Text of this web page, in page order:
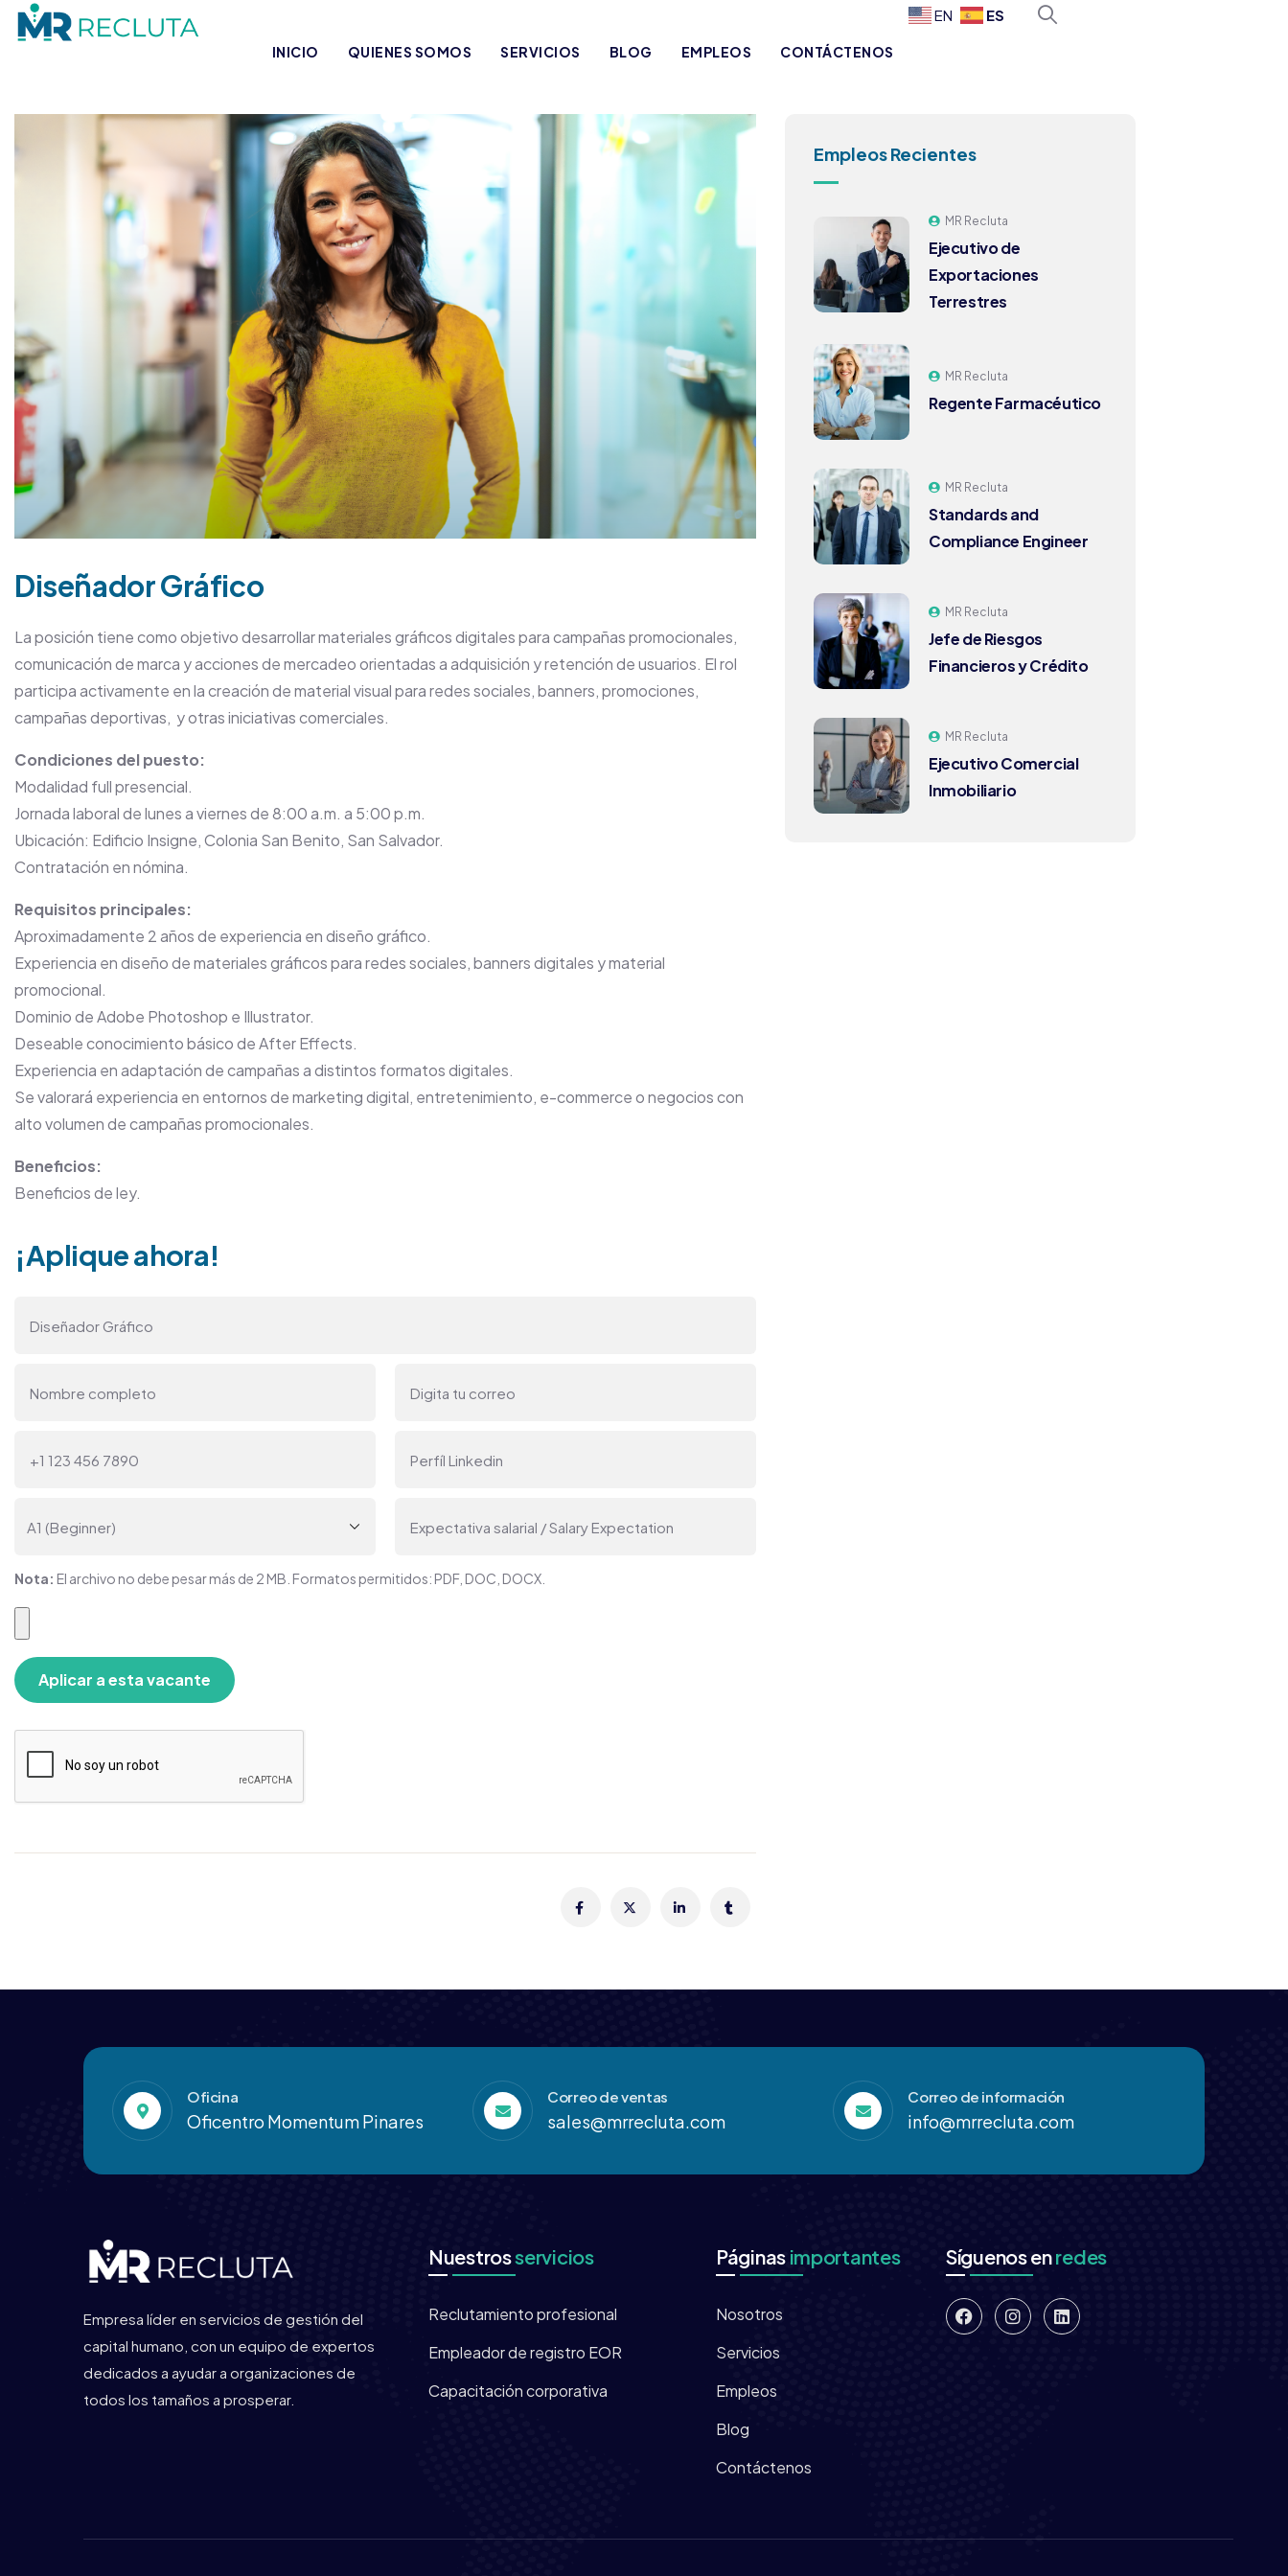
INICIO QUIENES SOMOS SERVICIOS BLOG EMPLEOS CONTÁCTENOS
EN ES
Diseñador Gráfico
La posición tiene como objetivo desarrollar materiales gráficos digitales para campañas promocionales,
comunicación de marca y acciones de mercadeo orientadas a adquisición y retención de usuarios. El rol
participa activamente en la creación de material visual para redes sociales, banners, promociones,
campañas deportivas, y otras iniciativas comerciales.
Condiciones del puesto:
Modalidad full presencial.
Jornada laboral de lunes a viernes de 8:00 a.m. a 5:00 p.m.
Ubicación: Edificio Insigne, Colonia San Benito, San Salvador.
Contratación en nómina.
Requisitos principales:
Aproximadamente 2 años de experiencia en diseño gráfico.
Experiencia en diseño de materiales gráficos para redes sociales, banners digitales y material
promocional.
Dominio de Adobe Photoshop e Illustrator.
Deseable conocimiento básico de After Effects.
Experiencia en adaptación de campañas a distintos formatos digitales.
Se valorará experiencia en entornos de marketing digital, entretenimiento, e-commerce o negocios con
alto volumen de campañas promocionales.
Beneficios:
Beneficios de ley.
¡Aplique ahora!
Nota: El archivo no debe pesar más de 2 MB. Formatos permitidos: PDF, DOC, DOCX.
Empleos Recientes
MR Recluta
Ejecutivo de
Exportaciones
Terrestres
MR Recluta
Regente Farmacéutico
MR Recluta
Standards and
Compliance Engineer
MR Recluta
Jefe de Riesgos
Financieros y Crédito
MR Recluta
Ejecutivo Comercial
Inmobiliario
Oficina
Oficentro Momentum Pinares
Correo de ventas
sales@mrrecluta.com
Correo de información
info@mrrecluta.com
Empresa líder en servicios de gestión del
capital humano, con un equipo de expertos
dedicados a ayudar a organizaciones de
todos los tamaños a prosperar.
Nuestrosservicios
Reclutamiento profesional
Empleador de registro EOR
Capacitación corporativa
Páginas importantes
Nosotros
Servicios
Empleos
Blog
Contáctenos
Síguenos enredes